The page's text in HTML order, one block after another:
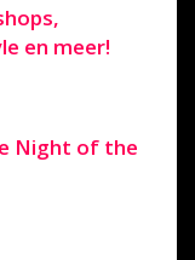
en meer!
Night of the